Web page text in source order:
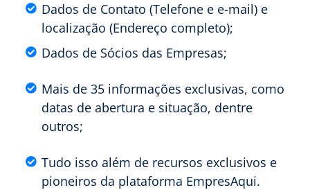
Dados de Contato (Telefone e e-mail) e
localização (Endereço completo);
Dados de Sócios das Empresas;
Mais de 35 informações exclusivas, como
datas de abertura e situação, dentre
outros;
Tudo isso além de recursos exclusivos e
pioneiros da plataforma EmpresAqui.